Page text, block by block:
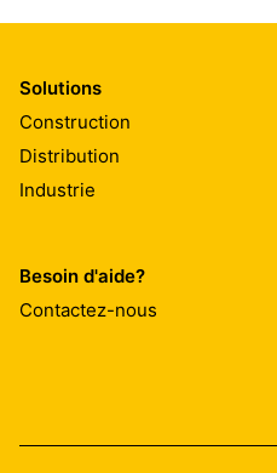
Solutions
Construction
Distribution
Industrie
Besoin d'aide?
Contactez-nous